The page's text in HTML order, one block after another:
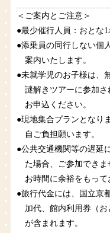
＜ご案内とご注意＞
●最少催行人員：おとな1
●添乗員の同行しない個
案内いたします。
●未就学児のお子様は、
謎解きツアーに参加
お申込ください。
●現地集合プランとなり
自ご負担願います。
●公共交通機関等の遅延
た場合、ご参加できま
お時間に余裕をもって
●旅行代金には、国立京
加代、館内利用券（
が含まれます。